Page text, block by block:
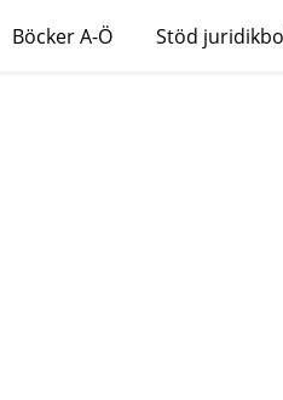
Böcker A-Ö Stöd